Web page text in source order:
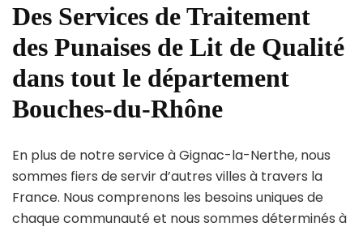
Des Services de Traitement
des Punaises de Lit de Qualité
dans tout le département
Bouches-du-Rhône
En plus de notre service à Gignac-la-Nerthe, nous
sommes fiers de servir d’autres villes à travers la
France. Nous comprenons les besoins uniques de
chaque communauté et nous sommes déterminés à